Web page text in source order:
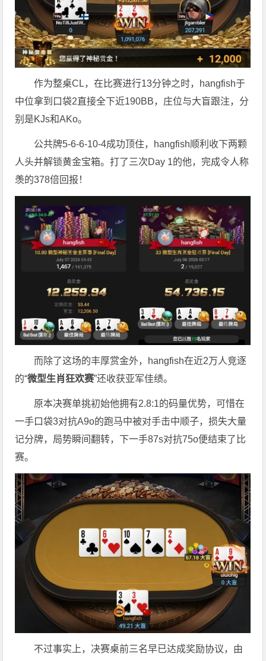
作为整桌CL，在比赛进行13分钟之时，hangfish于
中位拿到口袋2直接全下近190BB，庄位与大盲跟注，分
别是KJs和AKo。
公共牌5-6-6-10-4成功顶住，hangfish顺利收下两颗
人头并解锁黄金宝箱。打了三次Day 1的他，完成令人称
羡的378倍回报！
而除了这场的丰厚赏金外，hangfish在近2万人竞逐
的“微型生肖狂欢赛”还收获亚军佳绩。
原本决赛单挑初始他拥有2.8:1的码量优势，可惜在
一手口袋3对抗A9o的跑马中被对手击中顺子，损失大量
记分牌，局势瞬间翻转，下一手87s对抗75o便结束了比
赛。
不过事实上，决赛桌前三名早已达成奖励协议，由